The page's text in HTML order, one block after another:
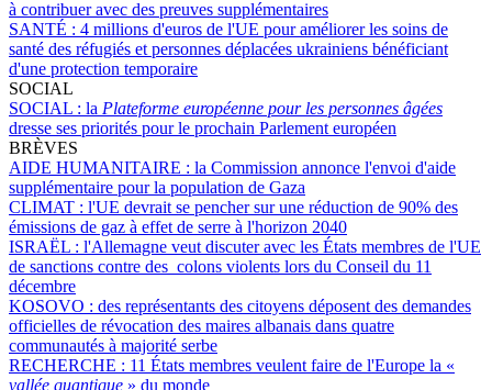
à contribuer avec des preuves supplémentaires
SANTÉ : 4 millions d'euros de l'UE pour améliorer les soins de
santé des réfugiés et personnes déplacées ukrainiens bénéficiant
d'une protection temporaire
SOCIAL
SOCIAL : la Plateforme européenne pour les personnes âgées
dresse ses priorités pour le prochain Parlement européen
BRÈVES
AIDE HUMANITAIRE : la Commission annonce l'envoi d'aide
supplémentaire pour la population de Gaza
CLIMAT : l'UE devrait se pencher sur une réduction de 90% des
émissions de gaz à effet de serre à l'horizon 2040
ISRAËL : l'Allemagne veut discuter avec les États membres de l'UE
de sanctions contre des colons violents lors du Conseil du 11
décembre
KOSOVO : des représentants des citoyens déposent des demandes
officielles de révocation des maires albanais dans quatre
communautés à majorité serbe
RECHERCHE : 11 États membres veulent faire de l'Europe la «
vallée quantique » du monde